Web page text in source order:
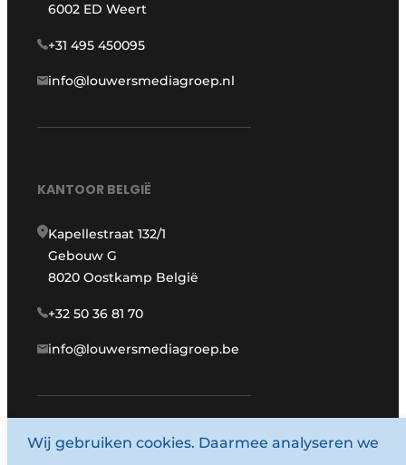
6002 ED Weert
+31 495 450095
info@louwersmediagroep.nl
KANTOOR BELGIË
Kapellestraat 132/1
Gebouw G
8020 Oostkamp België
+32 50 36 81 70
info@louwersmediagroep.be
www.louwersmediagroep.com
Wij gebruiken cookies. Daarmee analyseren we